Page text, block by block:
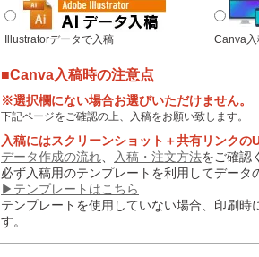
Illustratorデータで入稿 Canva入
■Canva入稿時の注意点
※選択欄にない場合お選びいただけません。
下記ページをご確認の上、入稿をお願い致します。
入稿にはスクリーンショット＋共有リンクの
データ作成の流れ
入稿・注文方法をご確認
必ず入稿用のテンプレートを利用してデータ
▶テンプレートはこちら
テンプレートを使用していない場合、印刷時
す。